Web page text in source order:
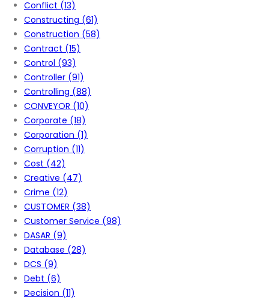
Conflict (13)
Constructing (61)
Construction (58)
Contract (15)
Control (93)
Controller (91)
Controlling (88)
CONVEYOR (10)
Corporate (18)
Corporation (1)
Corruption (11)
Cost (42)
Creative (47)
Crime (12)
CUSTOMER (38)
Customer Service (98)
DASAR (9)
Database (28)
DCS (9)
Debt (6)
Decision (11)